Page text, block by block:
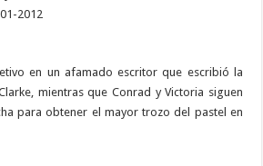
2012
en un afamado escritor que escribió la
mientras que Conrad y Victoria siguen
para obtener el mayor trozo del pastel en